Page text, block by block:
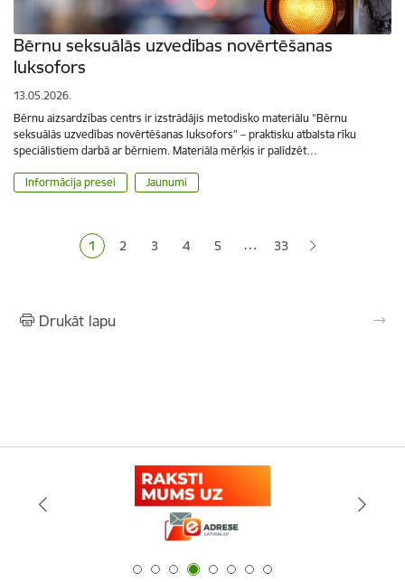
Bērnu seksuālās uzvedības novērtēšanas
luksofors
13.05.2026.
Bērnu aizsardzības centrs ir izstrādājis metodisko materiālu “Bērnu
seksuālās uzvedības novērtēšanas luksofors” – praktisku atbalsta rīku
speciālistiem darbā ar bērniem. Materiāla mērķis ir palīdzēt…
Informācija presei Jaunumi
Pašreizējā lapa
1 Lapa
2 Lapa
3 Lapa
4 Lapa
5 … 33
Drukāt lapu